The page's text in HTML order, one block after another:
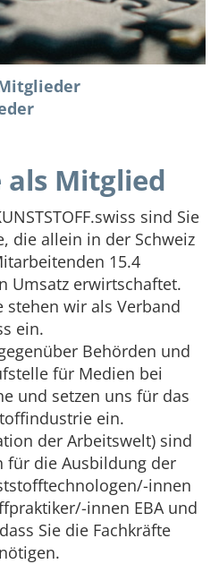
Mitglied
sind Sie
die allein in der Schweiz
15.4
Umsatz erwirtschaftet.
stehen wir als Verband
ein.
Behörden und
für Medien bei
und setzen uns für das
ein.
der Arbeitswelt) sind
für die Ausbildung der
innen
innen EBA und
Sie die Fachkräfte